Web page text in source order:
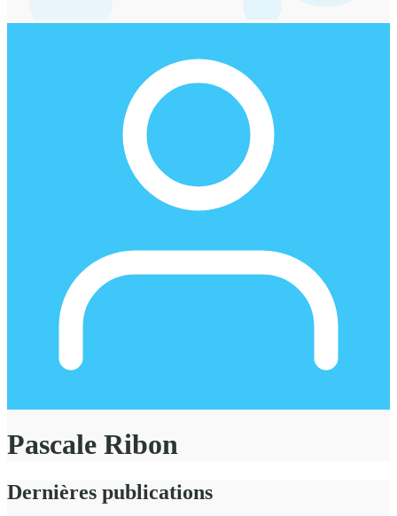
Pascale Ribon
Dernières publications